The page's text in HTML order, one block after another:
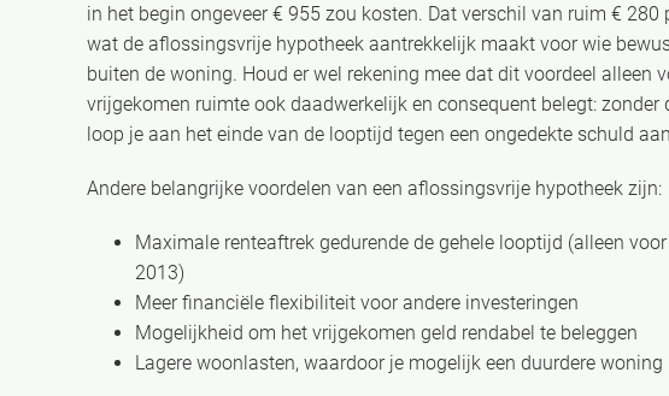
in het begin ongeveer € 955 zou kosten. Dat verschil van ruim €
wat de aflossingsvrije hypotheek aantrekkelijk maakt voor wie
buiten de woning. Houd er wel rekening mee dat dit voordeel alleen
vrijgekomen ruimte ook daadwerkelijk en consequent belegt:
loop je aan het einde van de looptijd tegen een ongedekte schuld
Andere belangrijke voordelen van een aflossingsvrije hypotheek zijn:
Maximale renteaftrek gedurende de gehele looptijd (alleen
2013)
Meer financiële flexibiliteit voor andere investeringen
Mogelijkheid om het vrijgekomen geld rendabel te beleggen
Lagere woonlasten, waardoor je mogelijk een duurdere woning